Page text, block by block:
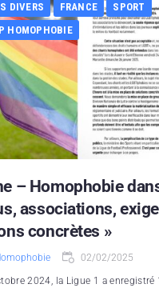
solidaire
DIVERS
FRANCE
SPORT
HOMOPHOBIE
– Homophobie
associations,
concrètes »
02/02/2025
2024, la Ligue 1 a enregistré